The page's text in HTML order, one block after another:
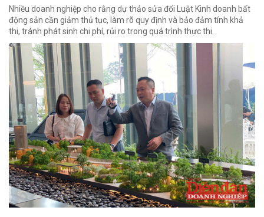
Nhiều doanh nghiệp cho rằng dự thảo sửa đổi Luật Kinh doanh bất
động sản cần giảm thủ tục, làm rõ quy định và bảo đảm tính khả
thi, tránh phát sinh chi phí, rủi ro trong quá trình thực thi.